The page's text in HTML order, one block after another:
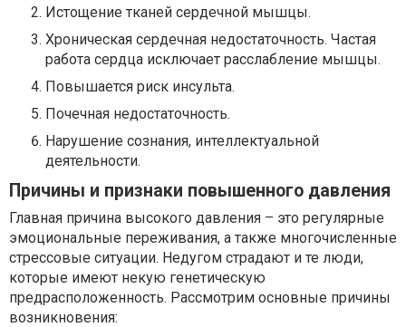
Истощение тканей сердечной мышцы.
Хроническая сердечная недостаточность. Частая
работа сердца исключает расслабление мышцы.
Повышается риск инсульта.
Почечная недостаточность.
Нарушение сознания, интеллектуальной
деятельности.
Причины и признаки повышенного давления
Главная причина высокого давления – это регулярные
эмоциональные переживания, а также многочисленные
стрессовые ситуации. Недугом страдают и те люди,
которые имеют некую генетическую
предрасположенность. Рассмотрим основные причины
возникновения: